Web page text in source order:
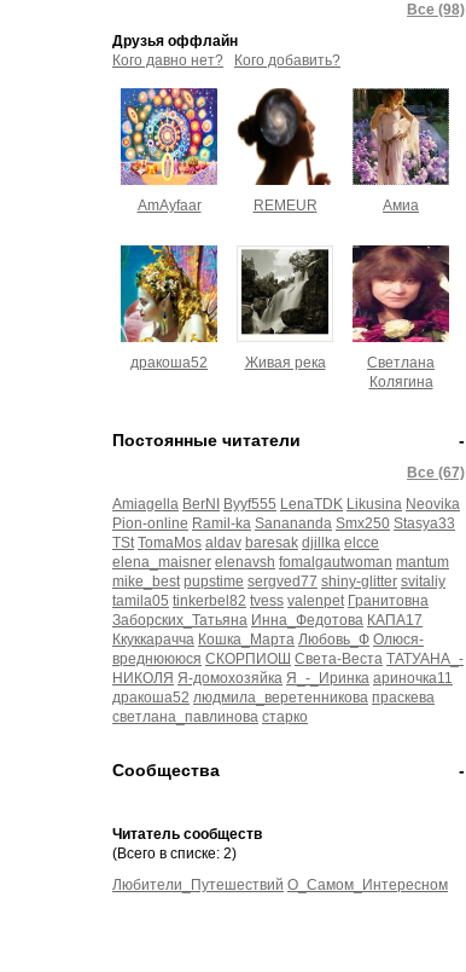
Все (98)
Друзья оффлайн
Кого давно нет?
Кого добавить?
AmAyfaar REMEUR Амиа
дракоша52 Живая река
Светлана
Колягина
-
Постоянные читатели
Все (67)
Amiagella BerNI Byyf555 LenaTDK Likusina Neovika
Pion-online Ramil-ka Sanananda Smx250 Stasya33
TSt TomaMos aldav baresak djillka elcce
elena_maisner elenavsh fomalgautwoman mantum
mike_best pupstime sergved77 shiny-glitter svitaliy
tamila05 tinkerbel82 tvess valenpet Гранитовна
Заборских_Татьяна Инна_Федотова КАПА17
Ккуккарачча Кошка_Марта Любовь_Ф Олюся-
вреднюююся СКОРПИОШ Света-Веста ТАТУАНА_-
НИКОЛЯ Я-домохозяйка Я_-_Иринка ариночка11
дракоша52 людмила_веретенникова праскева
светлана_павлинова старко
-
Сообщества
Читатель сообществ
(Всего в списке: 2)
Любители_Путешествий О_Самом_Интересном